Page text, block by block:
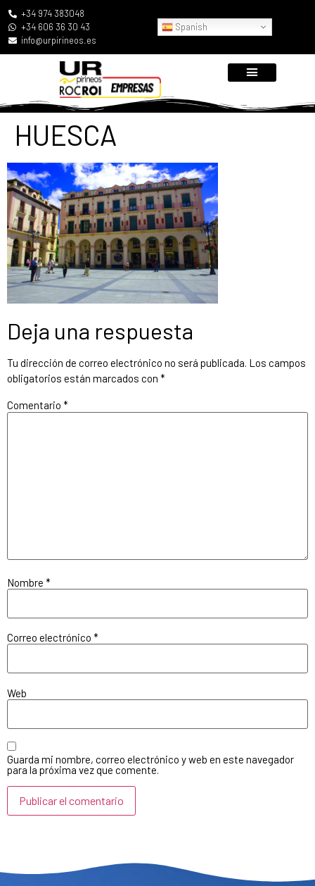
+34 974 383048
+34 606 36 30 43
info@urpirineos.es
Spanish
HUESCA
Deja una respuesta
Tu dirección de correo electrónico no será publicada. Los campos
obligatorios están marcados con *
Comentario *
Nombre *
Correo electrónico *
Web
Guarda mi nombre, correo electrónico y web en este navegador
para la próxima vez que comente.